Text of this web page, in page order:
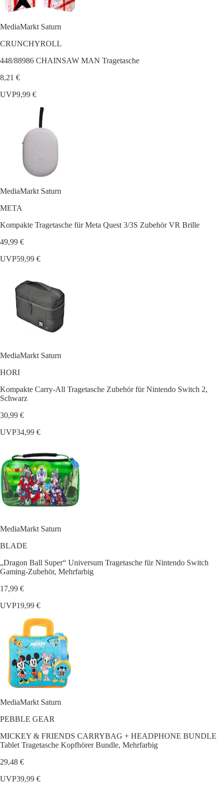
MediaMarkt Saturn
CRUNCHYROLL
448/88986 CHAINSAW MAN Tragetasche
8,21 €
UVP9,99 €
MediaMarkt Saturn
META
Kompakte Tragetasche für Meta Quest 3/3S Zubehör VR Brille
49,99 €
UVP59,99 €
MediaMarkt Saturn
HORI
Kompakte Carry-All Tragetasche Zubehör für Nintendo Switch 2,
Schwarz
30,99 €
UVP34,99 €
MediaMarkt Saturn
BLADE
„Dragon Ball Super“ Universum Tragetasche für Nintendo Switch
Gaming-Zubehör, Mehrfarbig
17,99 €
UVP19,99 €
MediaMarkt Saturn
PEBBLE GEAR
MICKEY & FRIENDS CARRYBAG + HEADPHONE BUNDLE
Tablet Tragetasche Kopfhörer Bundle, Mehrfarbig
29,48 €
UVP39,99 €